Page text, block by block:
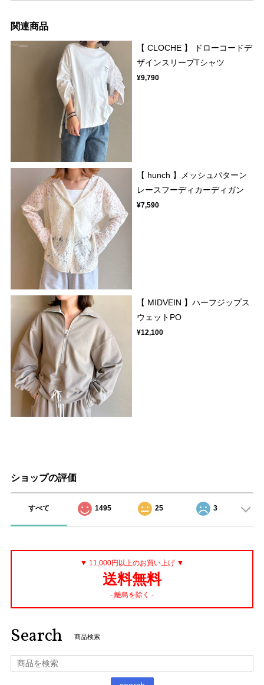
関連商品
【 CLOCHE 】 ドローコードデ
ザインスリーブTシャツ
¥9,790
【 hunch 】メッシュパターン
レースフーディカーディガン
¥7,590
【 MIDVEIN 】ハーフジップス
ウェットPO
¥12,100
ショップの評価
すべて 1495 25 3
▼ 11,000円以上のお買い上げ ▼
送料無料
- 離島を除く -
Search 商品検索